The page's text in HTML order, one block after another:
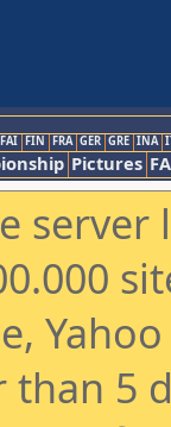
FAI FIN FRA GER GRE INA
Pictures
5